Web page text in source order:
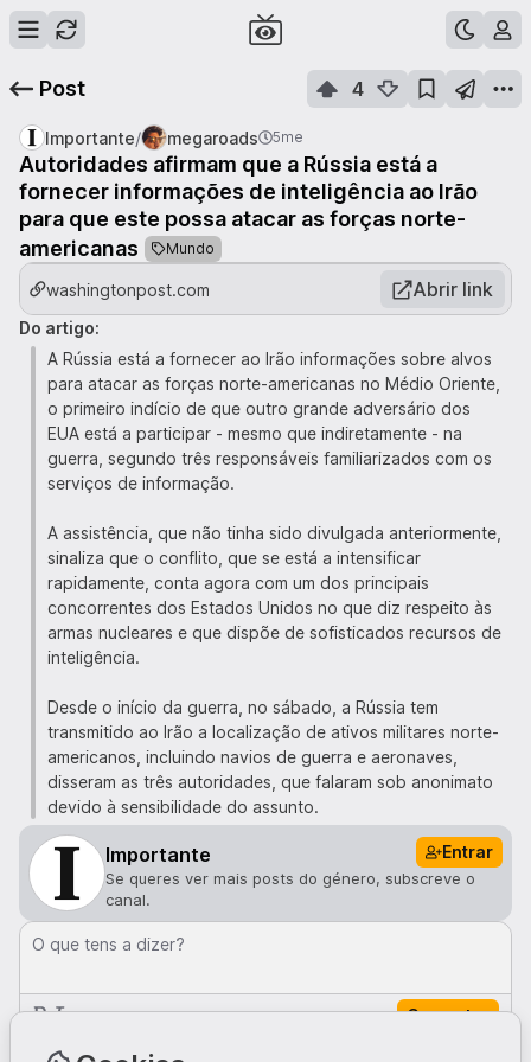
Post 4
Importante/ megaroads 5me
Autoridades afirmam que a Rússia está a
fornecer informações de inteligência ao Irão
para que este possa atacar as forças norte-
americanas
Mundo
washingtonpost.com Abrir link
Do artigo:
A Rússia está a fornecer ao Irão informações sobre alvos
para atacar as forças norte-americanas no Médio Oriente,
o primeiro indício de que outro grande adversário dos
EUA está a participar - mesmo que indiretamente - na
guerra, segundo três responsáveis ​​familiarizados com os
serviços de informação.
A assistência, que não tinha sido divulgada anteriormente,
sinaliza que o conflito, que se está a intensificar
rapidamente, conta agora com um dos principais
concorrentes dos Estados Unidos no que diz respeito às
armas nucleares e que dispõe de sofisticados recursos de
inteligência.
Desde o início da guerra, no sábado, a Rússia tem
transmitido ao Irão a localização de ativos militares norte-
americanos, incluindo navios de guerra e aeronaves,
disseram as três autoridades, que falaram sob anonimato
devido à sensibilidade do assunto.
Importante Entrar
Se queres ver mais posts do género, subscreve o
canal.
O que tens a dizer?
Comentar
Comentários · 0